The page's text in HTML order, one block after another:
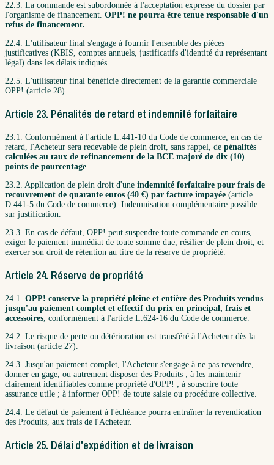
22.3. La commande est subordonnée à l'acceptation expresse du dossier par
l'organisme de financement. OPP! ne pourra être tenue responsable d'un
refus de financement.
22.4. L'utilisateur final s'engage à fournir l'ensemble des pièces
justificatives (KBIS, comptes annuels, justificatifs d'identité du représentant
légal) dans les délais indiqués.
22.5. L'utilisateur final bénéficie directement de la garantie commerciale
OPP! (article 28).
Article 23. Pénalités de retard et indemnité forfaitaire
23.1. Conformément à l'article L.441-10 du Code de commerce, en cas de
retard, l'Acheteur sera redevable de plein droit, sans rappel, de pénalités
calculées au taux de refinancement de la BCE majoré de dix (10)
points de pourcentage.
23.2. Application de plein droit d'une indemnité forfaitaire pour frais de
recouvrement de quarante euros (40 €) par facture impayée (article
D.441-5 du Code de commerce). Indemnisation complémentaire possible
sur justification.
23.3. En cas de défaut, OPP! peut suspendre toute commande en cours,
exiger le paiement immédiat de toute somme due, résilier de plein droit, et
exercer son droit de rétention au titre de la réserve de propriété.
Article 24. Réserve de propriété
24.1. OPP! conserve la propriété pleine et entière des Produits vendus
jusqu'au paiement complet et effectif du prix en principal, frais et
accessoires, conformément à l'article L.624-16 du Code de commerce.
24.2. Le risque de perte ou détérioration est transféré à l'Acheteur dès la
livraison (article 27).
24.3. Jusqu'au paiement complet, l'Acheteur s'engage à ne pas revendre,
donner en gage, ou autrement disposer des Produits ; à les maintenir
clairement identifiables comme propriété d'OPP! ; à souscrire toute
assurance utile ; à informer OPP! de toute saisie ou procédure collective.
24.4. Le défaut de paiement à l'échéance pourra entraîner la revendication
des Produits, aux frais de l'Acheteur.
Article 25. Délai d'expédition et de livraison